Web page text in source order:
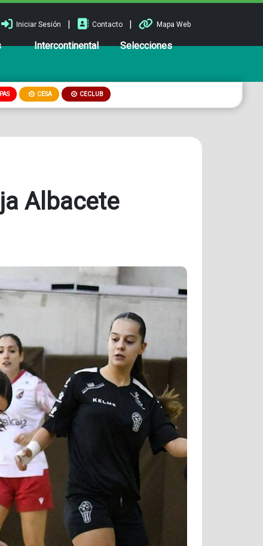
Iniciar Sesión | Contacto | Mapa Web
Intercontinental Selecciones
CESA CECLUB
Albacete